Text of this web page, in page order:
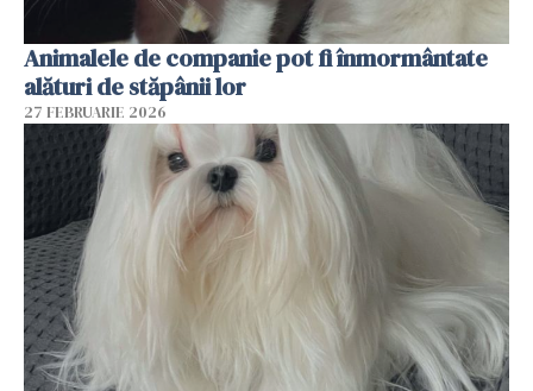
Animalele de companie pot fi înmormântate
alături de stăpânii lor
27 FEBRUARIE 2026